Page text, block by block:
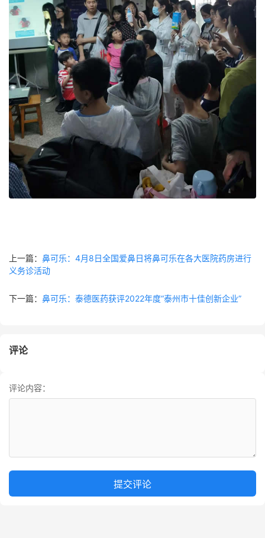
上一篇： 鼻可乐：4月8日全国爱鼻日将鼻可乐在各大医院药房进行
义务诊活动
下一篇： 鼻可乐：泰德医药获评2022年度“泰州市十佳创新企业”
评论
评论内容：